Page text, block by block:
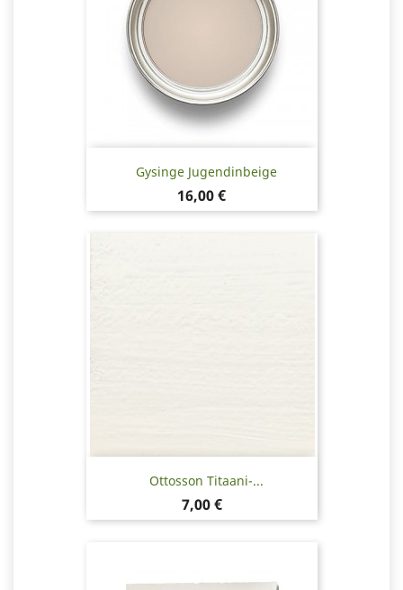
Gysinge Jugendinbeige
Hinta
16,00 €
Ottosson Titaani-...
Hinta
7,00 €